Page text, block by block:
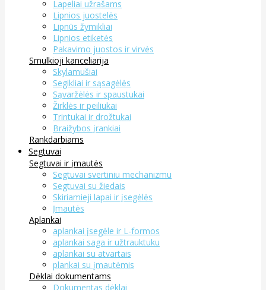
Lapeliai užrašams
Lipnios juostelės
Lipnūs žymikliai
Lipnios etiketės
Pakavimo juostos ir virvės
Smulkioji kanceliarija
Skylamušiai
Segikliai ir sąsagėlės
Sąvaržėlės ir spaustukai
Žirklės ir peiliukai
Trintukai ir drožtukai
Braižybos įrankiai
Rankdarbiams
Segtuvai
Segtuvai ir įmautės
Segtuvai svertiniu mechanizmu
Segtuvai su žiedais
Skiriamieji lapai ir įsegėlės
Įmautės
Aplankai
aplankai įsegėle ir L-formos
aplankai saga ir užtrauktuku
aplankai su atvartais
plankai su įmautėmis
Dėklai dokumentams
Dokumentas dėklai